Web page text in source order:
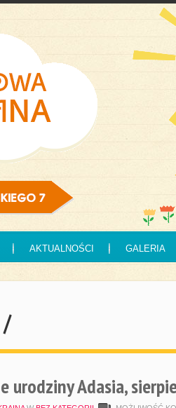
AKTUALNOŚCI GALERIA
/
urodziny Adasia,